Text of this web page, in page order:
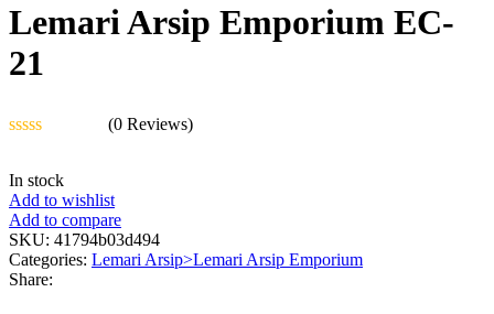
Lemari Arsip Emporium EC-
21
out
of
5
(0 Reviews)
In stock
Add to wishlist
Add to compare
SKU: 41794b03d494
Categories: Lemari Arsip>Lemari Arsip Emporium
Share: